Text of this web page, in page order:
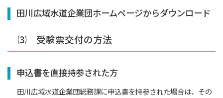
田川広域水道企業団ホームページからダウンロード
⑶ 受験票交付の方法
申込書を直接持参された方
田川広域水道企業団総務課に申込書を持参された場合は、その